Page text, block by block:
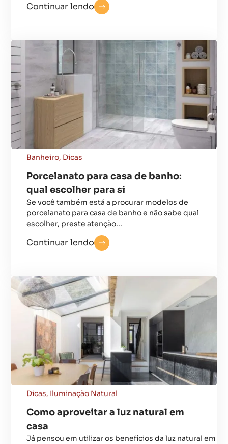
Continuar lendo
Banheiro, Dicas
Porcelanato para casa de banho:
qual escolher para si
Se você também está a procurar modelos de
porcelanato para casa de banho e não sabe qual
escolher, preste atenção...
Continuar lendo
Dicas, Iluminação Natural
Como aproveitar a luz natural em
casa
Já pensou em utilizar os benefícios da luz natural em